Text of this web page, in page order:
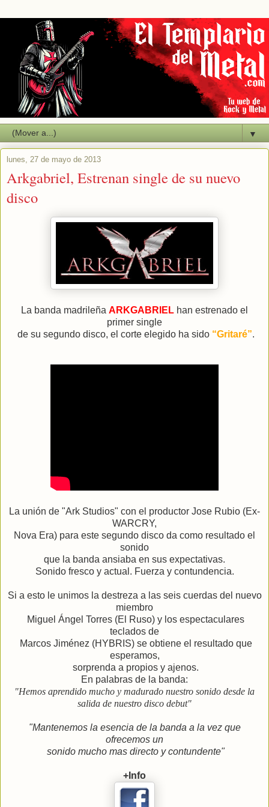
▼
lunes, 27 de mayo de 2013
Arkgabriel, Estrenan single de su nuevo
disco
La banda madrileña ARKGABRIEL han estrenado el
primer single
de su segundo disco, el corte elegido ha sido “Gritaré”.
La unión de "Ark Studios" con el productor Jose Rubio (Ex-
WARCRY,
Nova Era) para este segundo disco da como resultado el
sonido
que la banda ansiaba en sus expectativas.
Sonido fresco y actual. Fuerza y contundencia.
Si a esto le unimos la destreza a las seis cuerdas del nuevo
miembro
Miguel Ángel Torres (El Ruso) y los espectaculares
teclados de
Marcos Jiménez (HYBRIS) se obtiene el resultado que
esperamos,
sorprenda a propios y ajenos.
En palabras de la banda:
"Hemos aprendido mucho y madurado nuestro sonido desde la
salida de nuestro disco debut"
"Mantenemos la esencia de la banda a la vez que
ofrecemos un
sonido mucho mas directo y contundente"
+Info